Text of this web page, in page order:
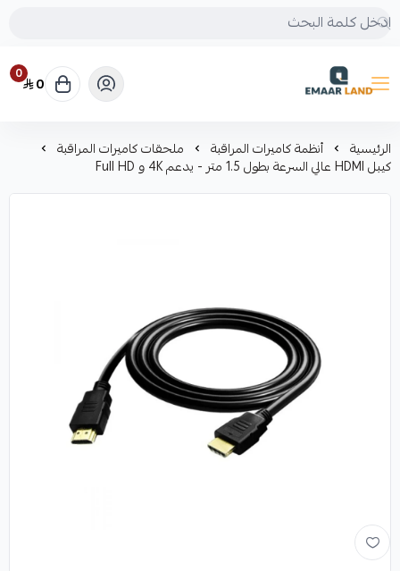
إعمار لاند
0 0
الرئيسية أنظمة كاميرات المراقبة ملحقات كاميرات المراقبة
كيبل HDMI عالي السرعة بطول 1.5 متر - يدعم 4K و Full HD